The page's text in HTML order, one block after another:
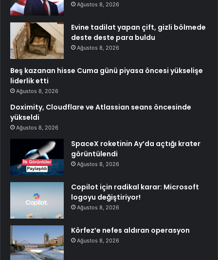
Ağustos 8, 2026
Evine tadilat yapan çift, gizli bölmede
deste deste para buldu
Ağustos 8, 2026
Beş kazanan hisse Cuma günü piyasa öncesi yükselişe
liderlik etti
Ağustos 8, 2026
Doximity, Cloudflare ve Atlassian seans öncesinde
yükseldi
Ağustos 8, 2026
SpaceX roketinin Ay’da açtığı krater
görüntülendi
Ağustos 8, 2026
Copilot için radikal karar: Microsoft
logoyu değiştiriyor!
Ağustos 8, 2026
Körfez’e nefes aldıran operasyon
Ağustos 8, 2026